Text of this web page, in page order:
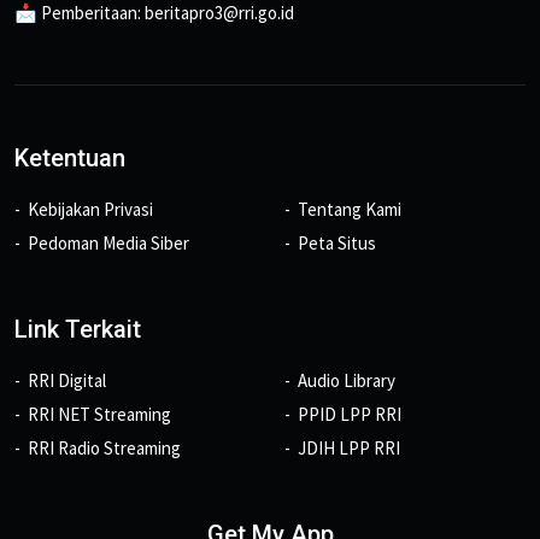
📩 Pemberitaan: beritapro3@rri.go.id
Ketentuan
Kebijakan Privasi
Pedoman Media Siber
Tentang Kami
Peta Situs
Link Terkait
RRI Digital
RRI NET Streaming
RRI Radio Streaming
Audio Library
PPID LPP RRI
JDIH LPP RRI